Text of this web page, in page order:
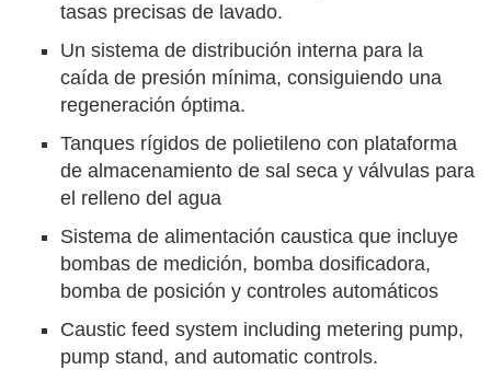
tasas precisas de lavado.
Un sistema de distribución interna para la
caída de presión mínima, consiguiendo una
regeneración óptima.
Tanques rígidos de polietileno con plataforma
de almacenamiento de sal seca y válvulas para
el relleno del agua
Sistema de alimentación caustica que incluye
bombas de medición, bomba dosificadora,
bomba de posición y controles automáticos
Caustic feed system including metering pump,
pump stand, and automatic controls.